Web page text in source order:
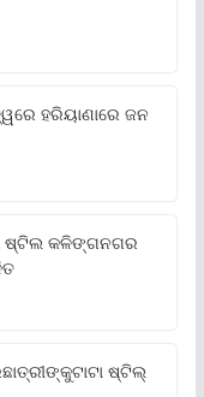
ହରିୟାଣାରେ ଜନ
ଷ୍ଟିଲ କଳିଙ୍ଗନଗର
ଷ୍ଟିଲ୍